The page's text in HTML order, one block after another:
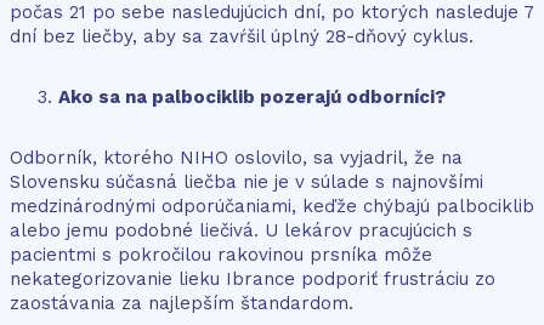
počas 21 po sebe nasledujúcich dní, po ktorých nasleduje 7
dní bez liečby, aby sa zavŕšil úplný 28-dňový cyklus.
Ako sa na palbociklib pozerajú odborníci?
Odborník, ktorého NIHO oslovilo, sa vyjadril, že na
Slovensku súčasná liečba nie je v súlade s najnovšími
medzinárodnými odporúčaniami, keďže chýbajú palbociklib
alebo jemu podobné liečivá. U lekárov pracujúcich s
pacientmi s pokročilou rakovinou prsníka môže
nekategorizovanie lieku Ibrance podporiť frustráciu zo
zaostávania za najlepším štandardom.